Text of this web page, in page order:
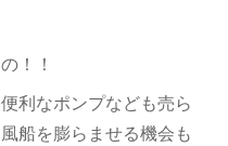
！！
利なポンプなども売ら
船を膨らませる機会も